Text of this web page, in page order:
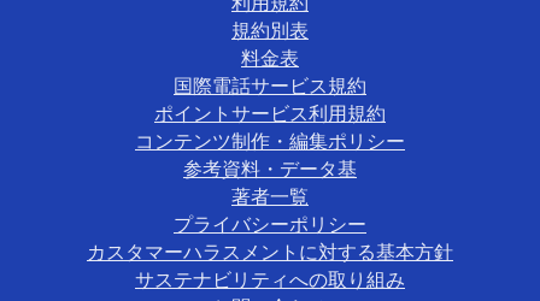
規約別表
料金表
国際電話サービス規約
ポイントサービス利用規約
コンテンツ制作・編集ポリシー
参考資料・データ基
著者一覧
プライバシーポリシー
カスタマーハラスメントに対する基本方針
サステナビリティへの取り組み